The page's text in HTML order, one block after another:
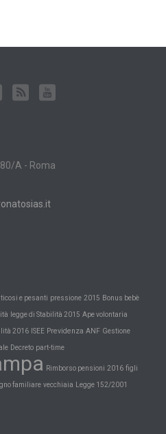
A - Roma
e pesanti pressione 2015 Bonus bebè
legge di Stabilità 2015 Ape volontaria
2016 ISEE Previdenza ANF Gestione
Decreto part-time
Rimborso pensioni 2016 figli
familiare vecchiaia Legge 152/2001